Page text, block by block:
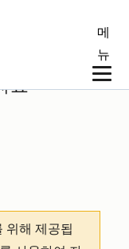
메
뉴
료
위해 제공됩